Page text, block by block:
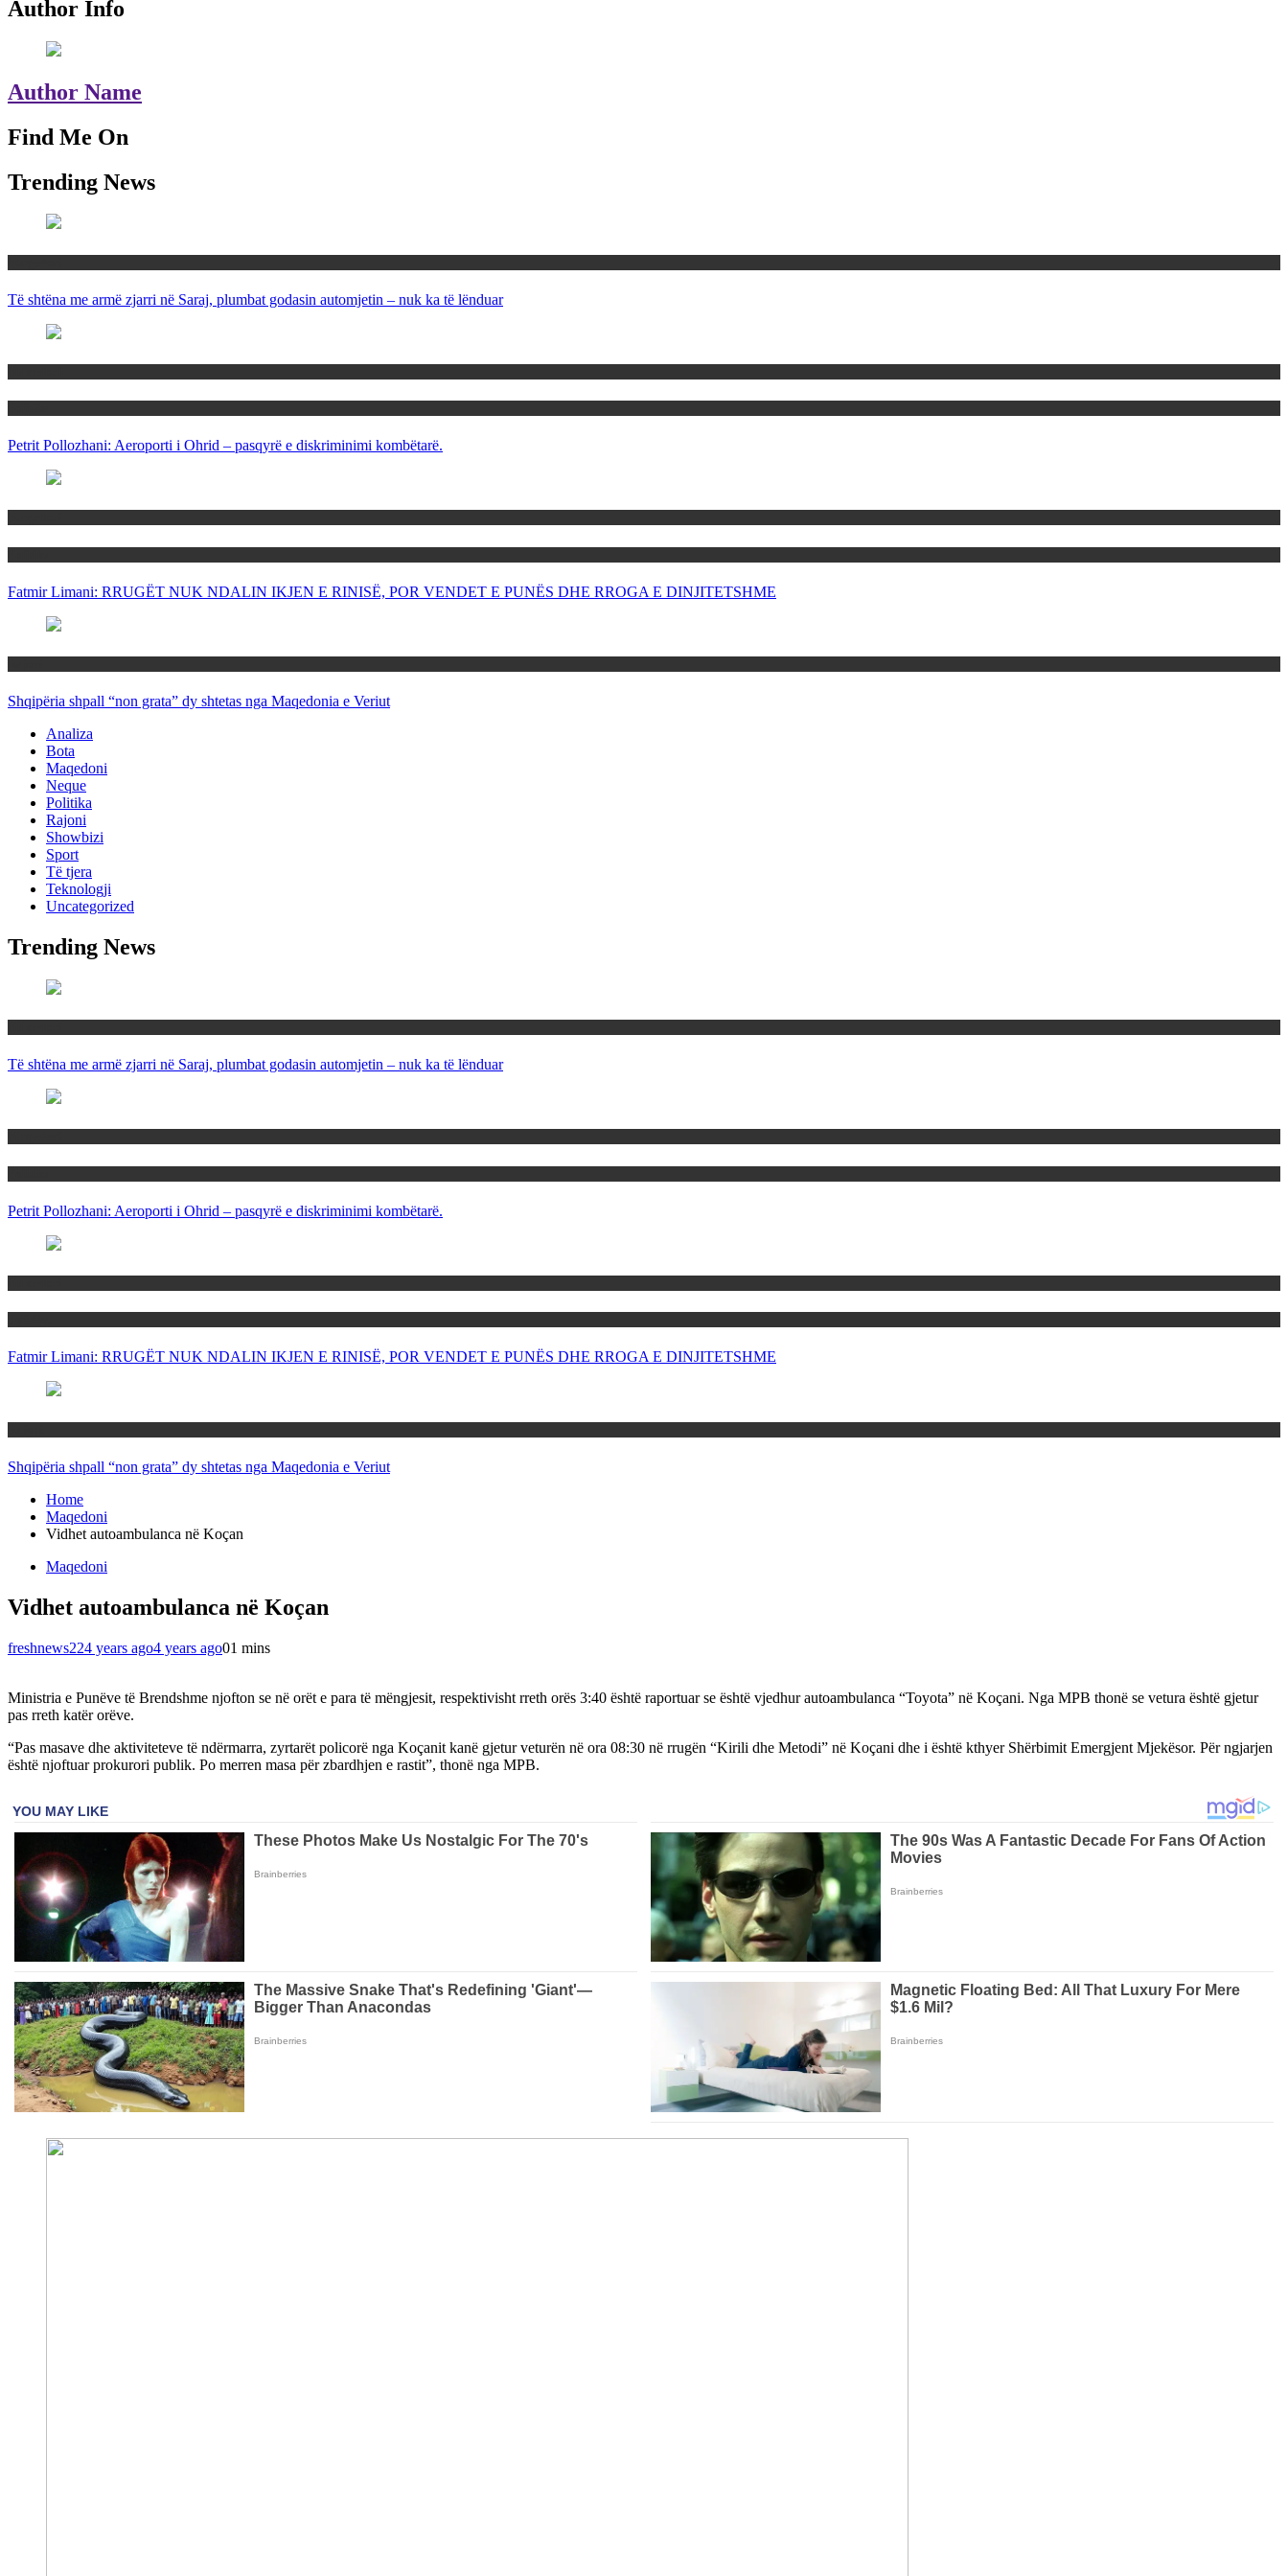
Author Info
Author Name
Find Me On
Trending News
Të shtëna me armë zjarri në Saraj, plumbat godasin automjetin – nuk ka të lënduar
Petrit Pollozhani: Aeroporti i Ohrid – pasqyrë e diskriminimi kombëtarë.
Fatmir Limani: RRUGËT NUK NDALIN IKJEN E RINISË, POR VENDET E PUNËS DHE RROGA E DINJITETSHME
Shqipëria shpall “non grata” dy shtetas nga Maqedonia e Veriut
Analiza
Bota
Maqedoni
Neque
Politika
Rajoni
Showbizi
Sport
Të tjera
Teknologji
Uncategorized
Trending News
Të shtëna me armë zjarri në Saraj, plumbat godasin automjetin – nuk ka të lënduar
Petrit Pollozhani: Aeroporti i Ohrid – pasqyrë e diskriminimi kombëtarë.
Fatmir Limani: RRUGËT NUK NDALIN IKJEN E RINISË, POR VENDET E PUNËS DHE RROGA E DINJITETSHME
Shqipëria shpall “non grata” dy shtetas nga Maqedonia e Veriut
Home
Maqedoni
Vidhet autoambulanca në Koçan
Maqedoni
Vidhet autoambulanca në Koçan
freshnews224 years ago4 years ago01 mins
Ministria e Punëve të Brendshme njofton se në orët e para të mëngjesit, respektivisht rreth orës 3:40 është raportuar se është vjedhur autoambulanca “Toyota” në Koçani. Nga MPB thonë se vetura është gjetur
pas rreth katër orëve.
“Pas masave dhe aktiviteteve të ndërmarra, zyrtarët policorë nga Koçanit kanë gjetur veturën në ora 08:30 në rrugën “Kirili dhe Metodi” në Koçani dhe i është kthyer Shërbimit Emergjent Mjekësor. Për ngjarjen
është njoftuar prokurori publik. Po merren masa për zbardhjen e rastit”, thonë nga MPB.